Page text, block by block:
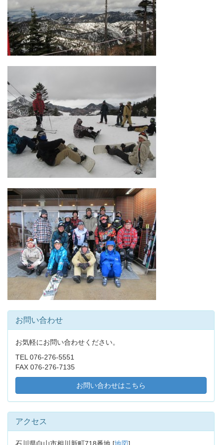
お問い合わせ
お気軽にお問い合わせください。
TEL 076-276-5551
FAX 076-276-7135
お問い合わせはこちら
アクセス